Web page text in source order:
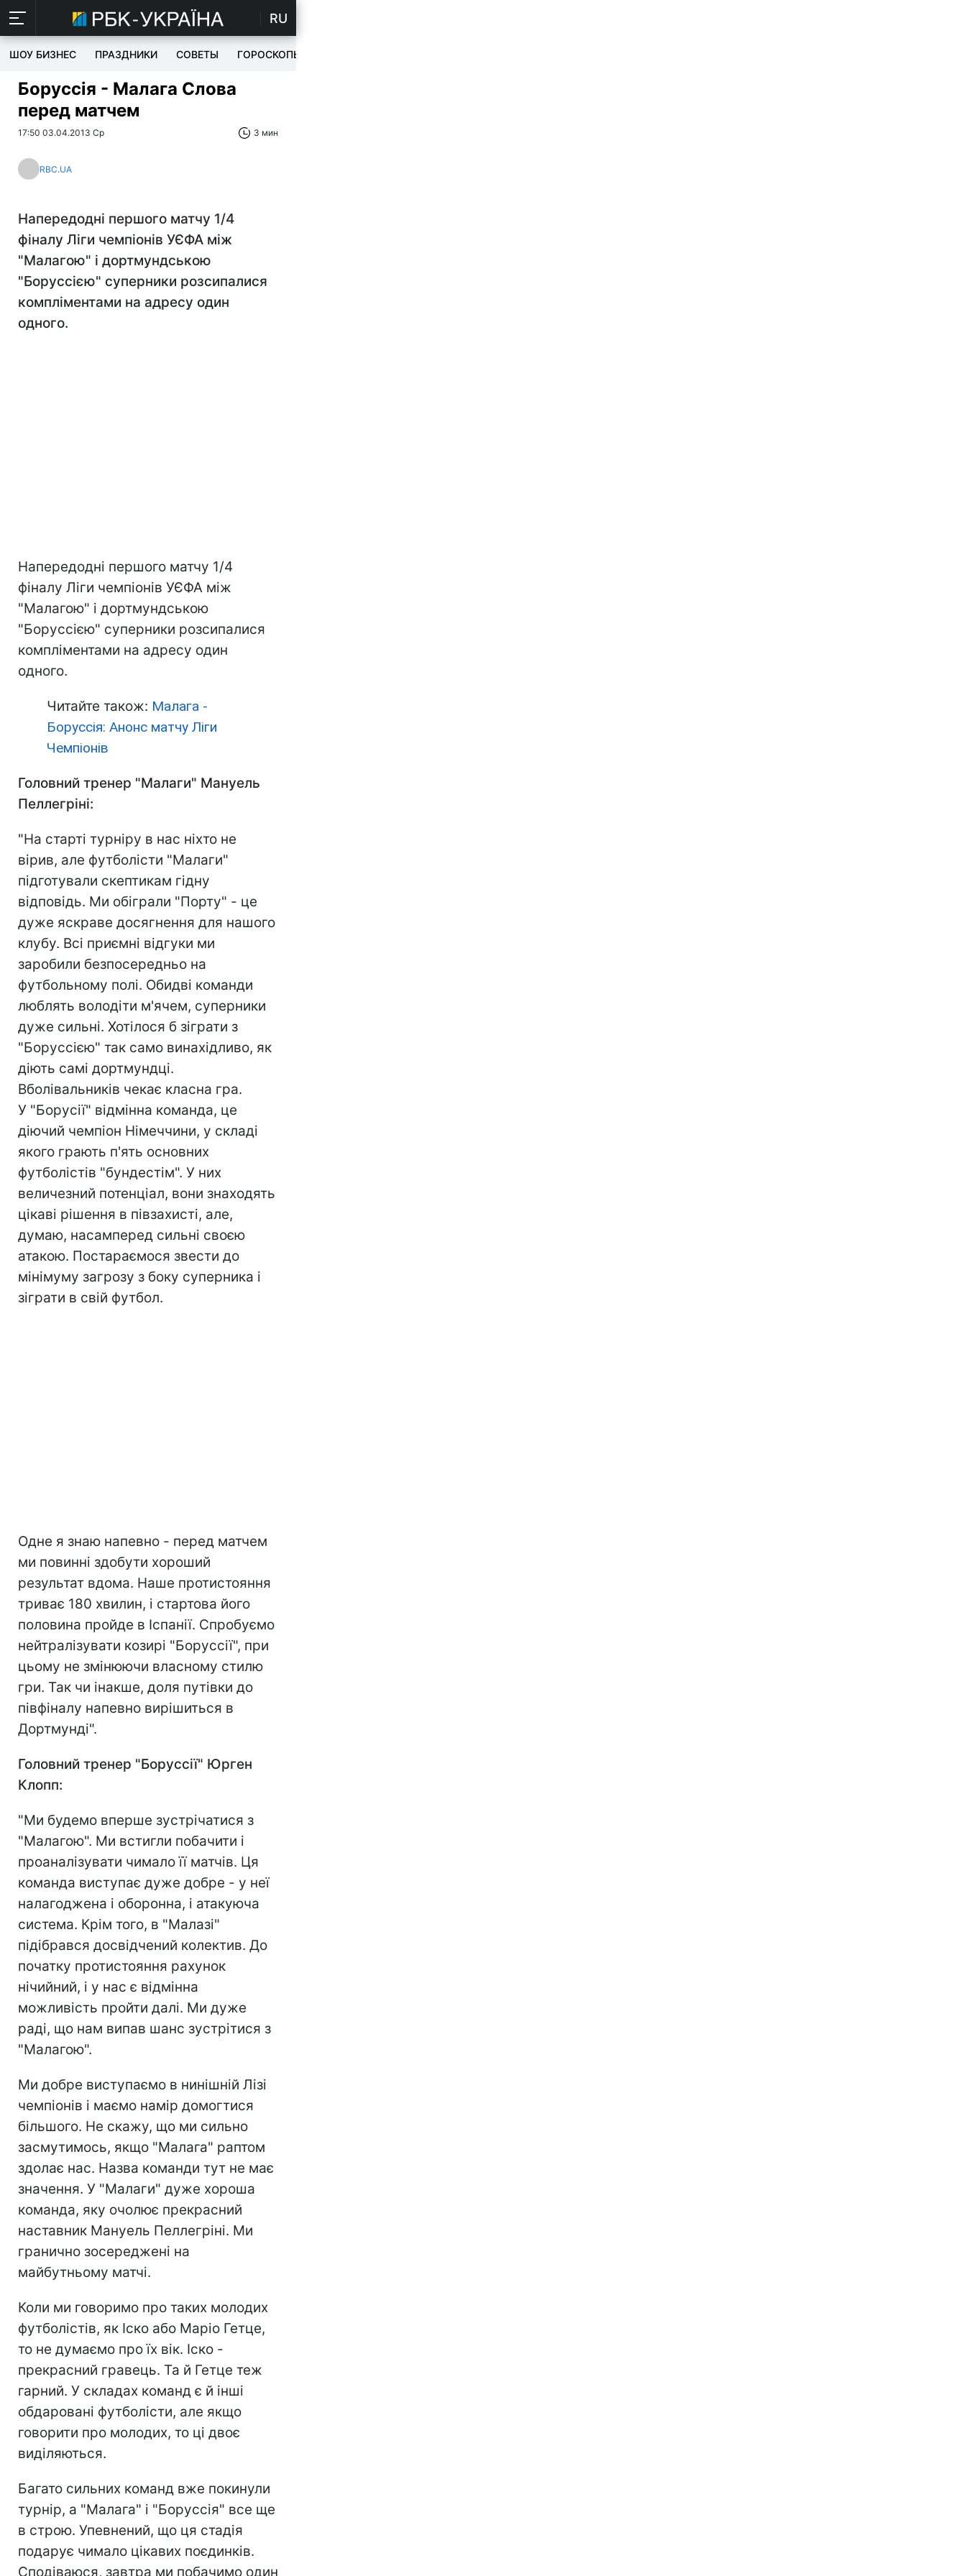
RU
ШОУ БИЗНЕС ПРАЗДНИКИ СОВЕТЫ ГОРОСКОПЫ
Боруссія - Малага Слова
перед матчем
17:50 03.04.2013 Ср 3 мин
RBC.UA
Напередодні першого матчу 1/4
фіналу Ліги чемпіонів УЄФА між
"Малагою" і дортмундською
"Боруссією" суперники розсипалися
компліментами на адресу один
одного.
Напередодні першого матчу 1/4
фіналу Ліги чемпіонів УЄФА між
"Малагою" і дортмундською
"Боруссією" суперники розсипалися
компліментами на адресу один
одного.
Читайте також: Малага -
Боруссія: Анонс матчу Ліги
Чемпіонів
Головний тренер "Малаги" Мануель
Пеллегріні:
"На старті турніру в нас ніхто не
вірив, але футболісти "Малаги"
підготували скептикам гідну
відповідь. Ми обіграли "Порту" - це
дуже яскраве досягнення для нашого
клубу. Всі приємні відгуки ми
заробили безпосередньо на
футбольному полі. Обидві команди
люблять володіти м'ячем, суперники
дуже сильні. Хотілося б зіграти з
"Боруссією" так само винахідливо, як
діють самі дортмундці.
Вболівальників чекає класна гра.
У "Борусії" відмінна команда, це
діючий чемпіон Німеччини, у складі
якого грають п'ять основних
футболістів "бундестім". У них
величезний потенціал, вони знаходять
цікаві рішення в півзахисті, але,
думаю, насамперед сильні своєю
атакою. Постараємося звести до
мінімуму загрозу з боку суперника і
зіграти в свій футбол.
Одне я знаю напевно - перед матчем
ми повинні здобути хороший
результат вдома. Наше протистояння
триває 180 хвилин, і стартова його
половина пройде в Іспанії. Спробуємо
нейтралізувати козирі "Боруссії", при
цьому не змінюючи власному стилю
гри. Так чи інакше, доля путівки до
півфіналу напевно вирішиться в
Дортмунді".
Головний тренер "Боруссії" Юрген
Клопп:
"Ми будемо вперше зустрічатися з
"Малагою". Ми встигли побачити і
проаналізувати чимало її матчів. Ця
команда виступає дуже добре - у неї
налагоджена і оборонна, і атакуюча
система. Крім того, в "Малазі"
підібрався досвідчений колектив. До
початку протистояння рахунок
нічийний, і у нас є відмінна
можливість пройти далі. Ми дуже
раді, що нам випав шанс зустрітися з
"Малагою".
Ми добре виступаємо в нинішній Лізі
чемпіонів і маємо намір домогтися
більшого. Не скажу, що ми сильно
засмутимось, якщо "Малага" раптом
здолає нас. Назва команди тут не має
значення. У "Малаги" дуже хороша
команда, яку очолює прекрасний
наставник Мануель Пеллегріні. Ми
гранично зосереджені на
майбутньому матчі.
Коли ми говоримо про таких молодих
футболістів, як Іско або Маріо Гетце,
то не думаємо про їх вік. Іско -
прекрасний гравець. Та й Гетце теж
гарний. У складах команд є й інші
обдаровані футболісти, але якщо
говорити про молодих, то ці двоє
виділяються.
Багато сильних команд вже покинули
турнір, а "Малага" і "Боруссія" все ще
в строю. Упевнений, що ця стадія
подарує чимало цікавих поєдинків.
Сподіваюся, завтра ми побачимо один